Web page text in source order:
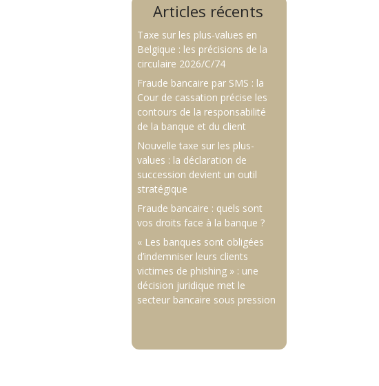
Articles récents
Taxe sur les plus-values en
Belgique : les précisions de la
circulaire 2026/C/74
Fraude bancaire par SMS : la
Cour de cassation précise les
contours de la responsabilité
de la banque et du client
Nouvelle taxe sur les plus-
values : la déclaration de
succession devient un outil
stratégique
Fraude bancaire : quels sont
vos droits face à la banque ?
« Les banques sont obligées
d’indemniser leurs clients
victimes de phishing » : une
décision juridique met le
secteur bancaire sous pression